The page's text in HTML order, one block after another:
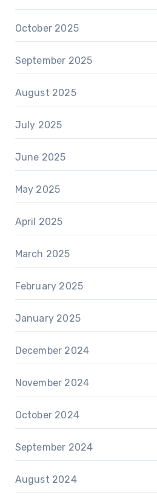
October 2025
September 2025
August 2025
July 2025
June 2025
May 2025
April 2025
March 2025
February 2025
January 2025
December 2024
November 2024
October 2024
September 2024
August 2024